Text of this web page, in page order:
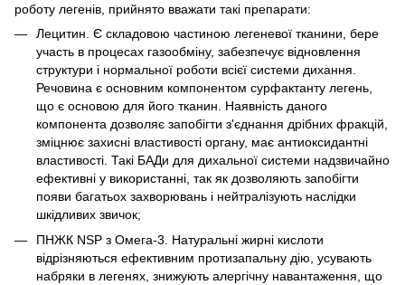
роботу легенів, прийнято вважати такі препарати:
Лецитин. Є складовою частиною легеневої тканини, бере
участь в процесах газообміну, забезпечує відновлення
структури і нормальної роботи всієї системи дихання.
Речовина є основним компонентом сурфактанту легень,
що є основою для його тканин. Наявність даного
компонента дозволяє запобігти з'єднання дрібних фракцій,
зміцнює захисні властивості органу, має антиоксидантні
властивості. Такі БАДи для дихальної системи надзвичайно
ефективні у використанні, так як дозволяють запобігти
появи багатьох захворювань і нейтралізують наслідки
шкідливих звичок;
ПНЖК NSP з Омега-3. Натуральні жирні кислоти
відрізняються ефективним протизапальну дію, усувають
набряки в легенях, знижують алергічну навантаження, що